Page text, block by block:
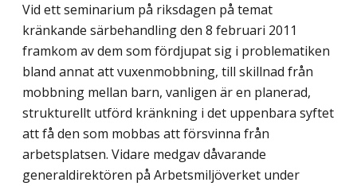
Vid ett seminarium på riksdagen på temat
kränkande särbehandling den 8 februari 2011
framkom av dem som fördjupat sig i problematiken
bland annat att vuxenmobbning, till skillnad från
mobbning mellan barn, vanligen är en planerad,
strukturellt utförd kränkning i det uppenbara syftet
att få den som mobbas att försvinna från
arbetsplatsen. Vidare medgav dåvarande
generaldirektören på Arbetsmiljöverket under